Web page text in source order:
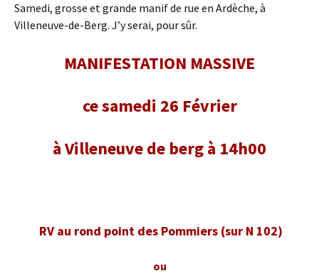
Samedi, grosse et grande manif de rue en Ardèche, à
Villeneuve-de-Berg. J’y serai, pour sûr.
MANIFESTATION MASSIVE
ce samedi 26 Février
à Villeneuve de berg à 14h00
RV au rond point des Pommiers (sur N 102)
ou